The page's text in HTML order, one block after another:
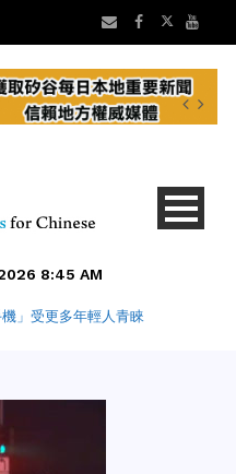
8:45 AM
機」受更多年輕人青睞